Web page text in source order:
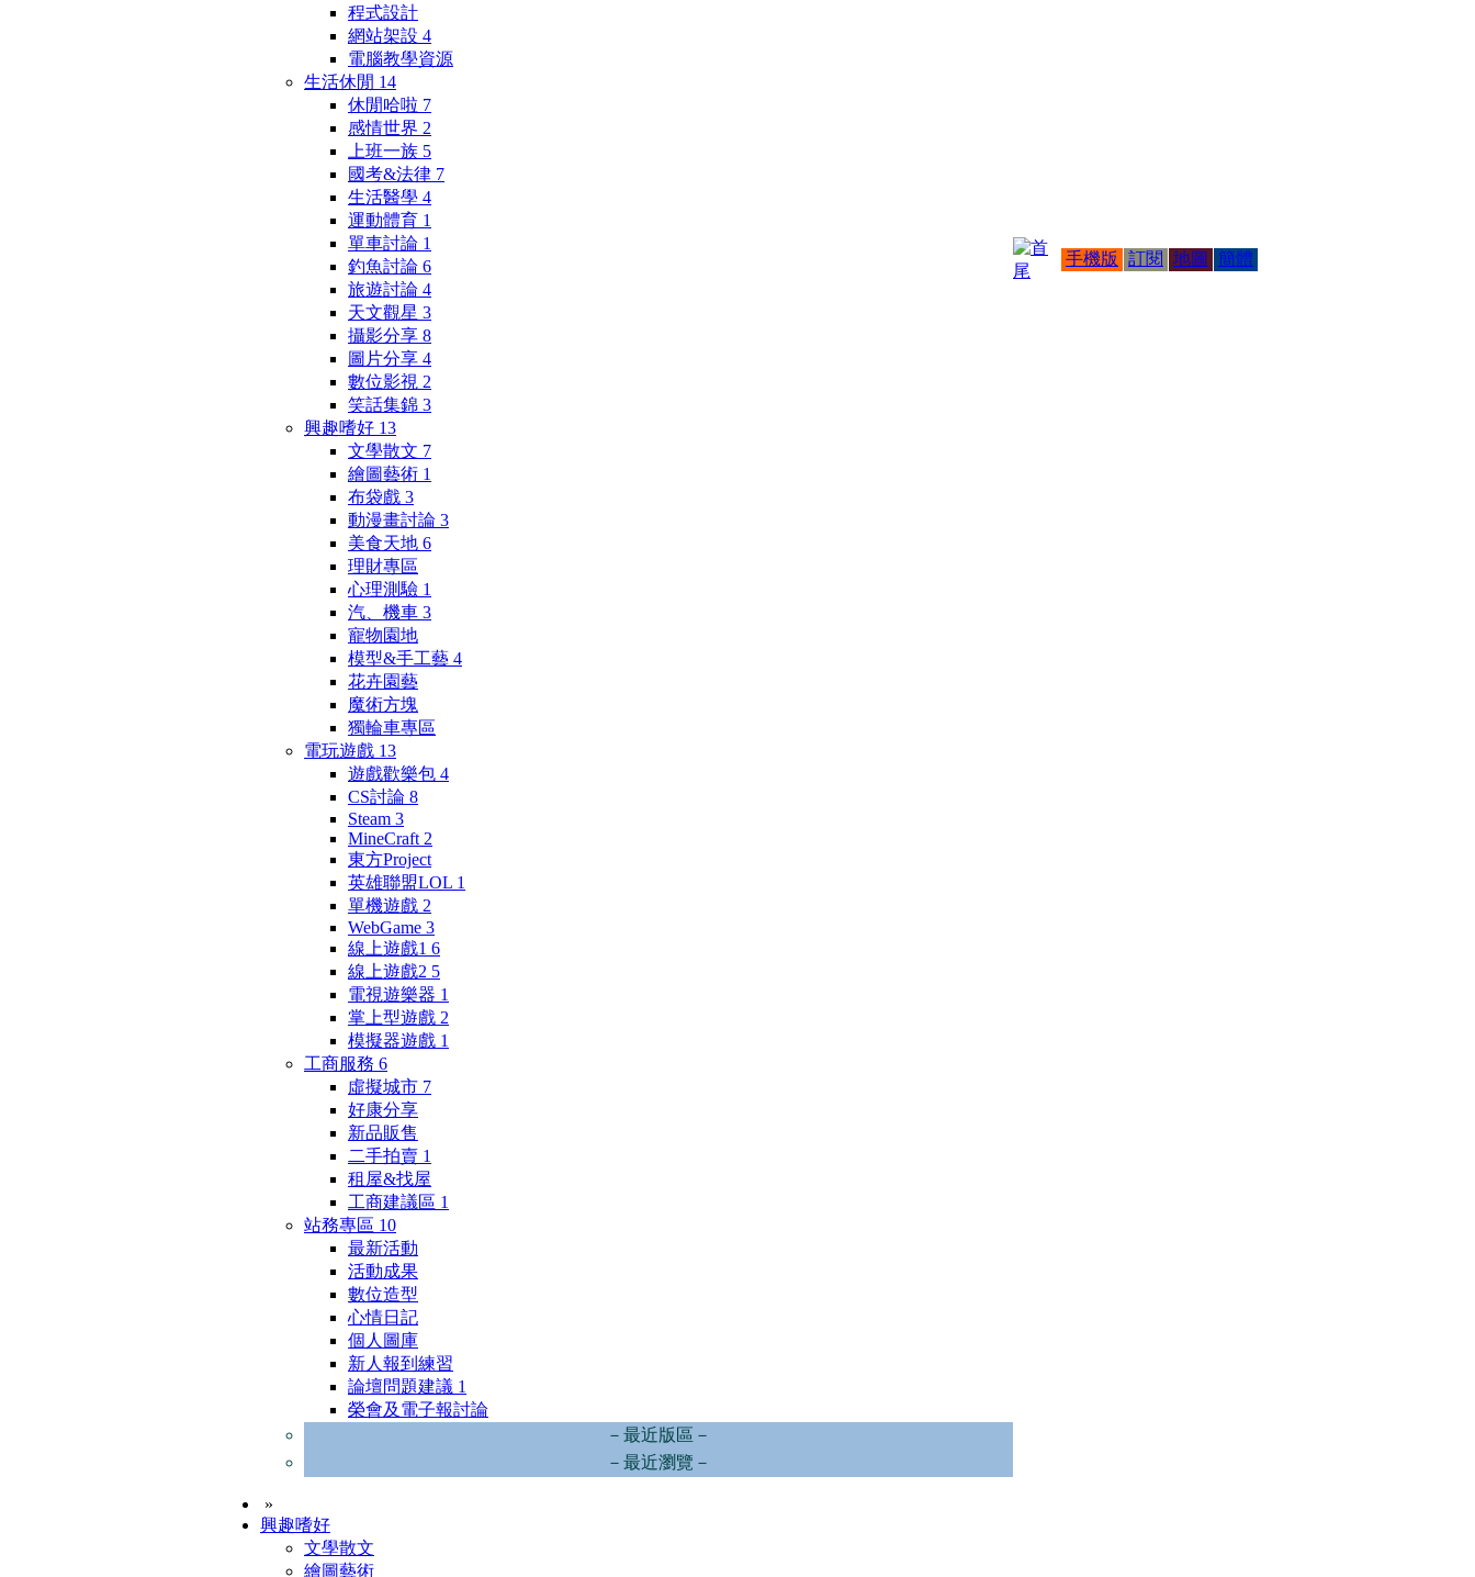
程式設計
網站架設 4
電腦教學資源
生活休閒 14
休閒哈啦 7
感情世界 2
上班一族 5
國考&法律 7
生活醫學 4
運動體育 1
單車討論 1
釣魚討論 6
旅遊討論 4
天文觀星 3
攝影分享 8
圖片分享 4
數位影視 2
笑話集錦 3
興趣嗜好 13
文學散文 7
繪圖藝術 1
布袋戲 3
動漫畫討論 3
美食天地 6
理財專區
心理測驗 1
汽、機車 3
寵物園地
模型&手工藝 4
花卉園藝
魔術方塊
獨輪車專區
電玩遊戲 13
遊戲歡樂包 4
CS討論 8
Steam 3
MineCraft 2
東方Project
英雄聯盟LOL 1
單機遊戲 2
WebGame 3
線上遊戲1 6
線上遊戲2 5
電視遊樂器 1
掌上型遊戲 2
模擬器遊戲 1
工商服務 6
虛擬城市 7
好康分享
新品販售
二手拍賣 1
租屋&找屋
工商建議區 1
站務專區 10
最新活動
活動成果
數位造型
心情日記
個人圖庫
新人報到練習
論壇問題建議 1
榮會及電子報討論
－最近版區－
－最近瀏覽－
»
興趣嗜好
文學散文
繪圖藝術
手機版 訂閱 地圖 簡體